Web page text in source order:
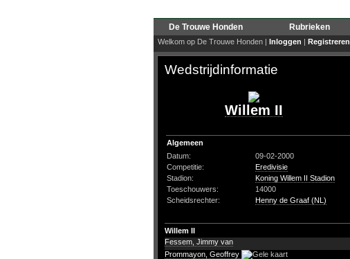
De Trouwe Honden Rubrieken
Welkom op De Trouwe Honden | Inloggen | Registreren
Wedstrijdinformatie
Willem II
Algemeen
Datum:
09-02-2000
Competitie:
Eredivisie
Stadion:
Koning Willem II Stadion
Toeschouwers:
14000
Scheidsrechter:
Henny de Graaf (NL)
Willem II
Fessem, Jimmy van
Prommayon, Geoffrey